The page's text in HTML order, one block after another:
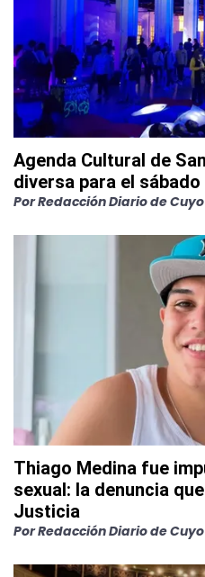
Agenda Cultural de
diversa para el
PorRedacción Diario de Cuyo
Thiago Medina fue
sexual: la denuncia
Justicia
PorRedacción Diario de Cuyo